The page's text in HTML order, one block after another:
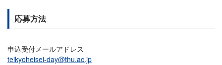
応募方法
申込受付メールアドレス
teikyoheisei-day@thu.ac.jp